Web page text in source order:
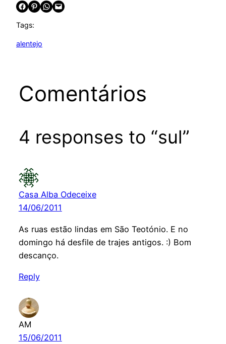
Share on Facebook Share on Pinterest Share on WhatsApp Email this Page
Tags:
alentejo
Comentários
4 responses to “sul”
Casa Alba Odeceixe
14/06/2011
As ruas estão lindas em São Teotónio. E no
domingo há desfile de trajes antigos. :) Bom
descanço.
Reply
AM
15/06/2011